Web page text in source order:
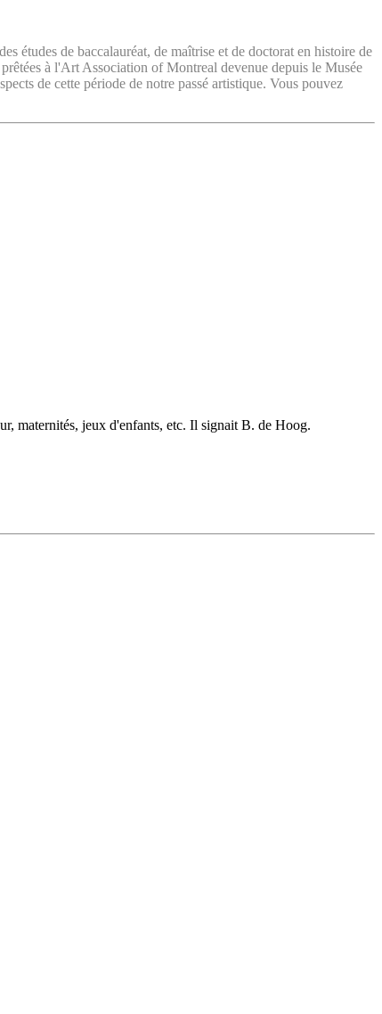
études de baccalauréat, de maîtrise et de doctorat en histoire de
à l'Art Association of Montreal devenue depuis le Musée
de cette période de notre passé artistique. Vous pouvez
maternités, jeux d'enfants, etc. Il signait B. de Hoog.